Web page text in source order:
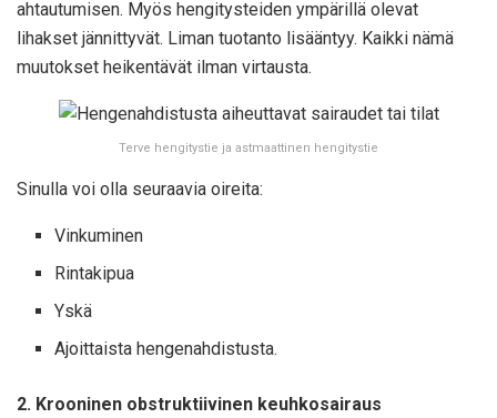
ahtautumisen. Myös hengitysteiden ympärillä olevat
lihakset jännittyvät. Liman tuotanto lisääntyy. Kaikki nämä
muutokset heikentävät ilman virtausta.
Terve hengitystie ja astmaattinen hengitystie
Sinulla voi olla seuraavia oireita:
Vinkuminen
Rintakipua
Yskä
Ajoittaista hengenahdistusta.
2. Krooninen obstruktiivinen keuhkosairaus